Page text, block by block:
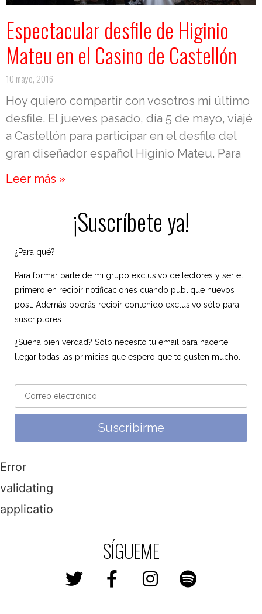
Espectacular desfile de Higinio
Mateu en el Casino de Castellón
10 mayo, 2016
Hoy quiero compartir con vosotros mi último
desfile. El jueves pasado, día 5 de mayo, viajé
a Castellón para participar en el desfile del
gran diseñador español Higinio Mateu. Para
Leer más »
¡Suscríbete ya!
¿Para qué?
Para formar parte de mi grupo exclusivo de lectores y ser el
primero en recibir notificaciones cuando publique nuevos
post. Además podrás recibir contenido exclusivo sólo para
suscriptores.
¿Suena bien verdad? Sólo necesito tu email para hacerte
llegar todas las primicias que espero que te gusten mucho.
Suscribirme
Error
validating
application
SÍGUEME